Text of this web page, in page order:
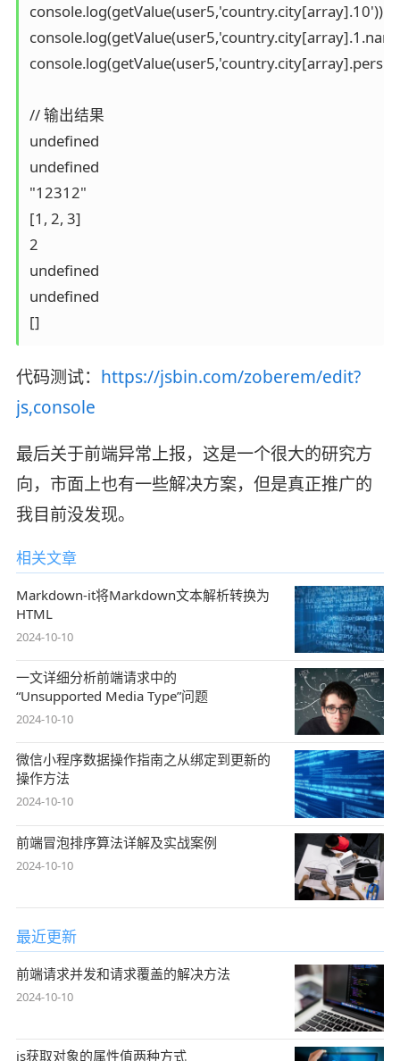
console.log(getValue(user5,'country.city[array].10'))
// 输出结果
undefined
undefined
"12312"
[1, 2, 3]
2
undefined
undefined
代码测试： https://jsbin.com/zoberem/edit?
js,console
最后关于前端异常上报，这是一个很大的研究方
向，市面上也有一些解决方案，但是真正推广的
我目前没发现。
相关文章
Markdown-it将Markdown文本解析转换为
HTML
2024-10-10
一文详细分析前端请求中的
“Unsupported Media Type”问题
2024-10-10
微信小程序数据操作指南之从绑定到更新的
操作方法
2024-10-10
前端冒泡排序算法详解及实战案例
2024-10-10
最近更新
前端请求并发和请求覆盖的解决方法
2024-10-10
js获取对象的属性值两种方式